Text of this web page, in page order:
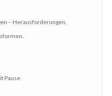
– Herausforderungen,
Pause